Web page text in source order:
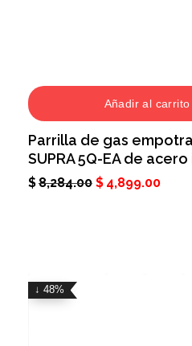
Añadir al carrito
Parrilla de gas
SUPRA 5Q-EA de
$8,284.00 $ 4,899.00
↓ 48%